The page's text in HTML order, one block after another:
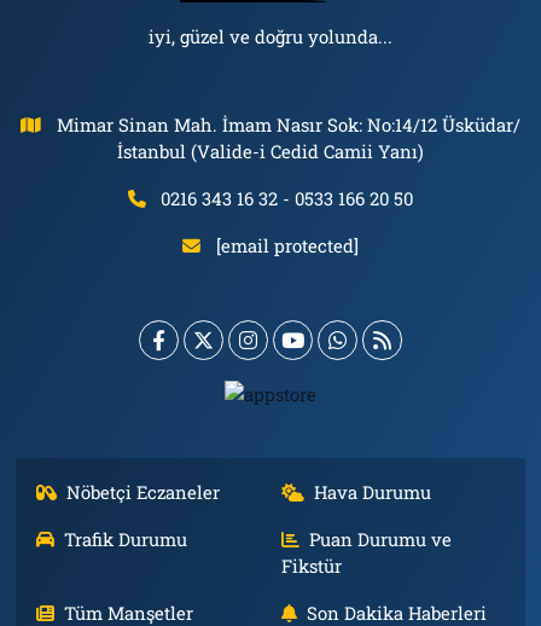
iyi, güzel ve doğru yolunda...
Mimar Sinan Mah. İmam Nasır Sok: No:14/12 Üsküdar/
İstanbul (Valide-i Cedid Camii Yanı)
0216 343 16 32 - 0533 166 20 50
[email protected]
Nöbetçi Eczaneler
Hava Durumu
Trafik Durumu
Puan Durumu ve
Fikstür
Tüm Manşetler
Son Dakika Haberleri